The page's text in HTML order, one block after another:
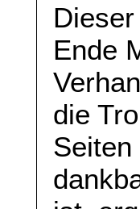
Ende
die